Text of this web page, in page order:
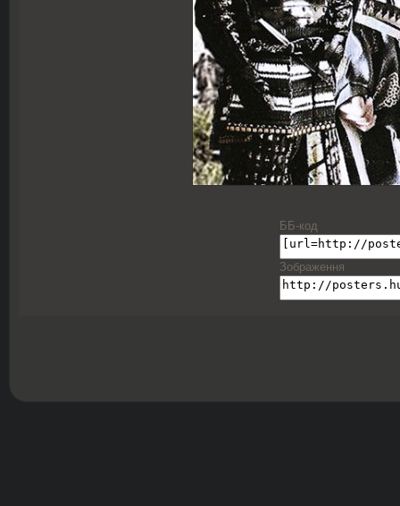
ББ-код
Зображення